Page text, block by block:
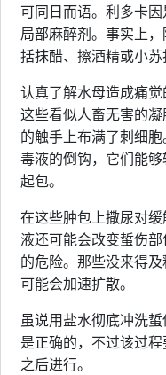
可同日而语。利多卡
局部麻醉剂。事实上
括抹醋、擦酒精或小苏
认真了解水母造成痛
这些看似人畜无害的
的触手上布满了刺细
毒液的倒钩，它们能
起包。
在这些肿包上撒尿对
液还可能会改变蜇伤
的危险。那些没来得
可能会加速扩散。
虽说用盐水彻底冲洗
是正确的，不过该过
之后进行。